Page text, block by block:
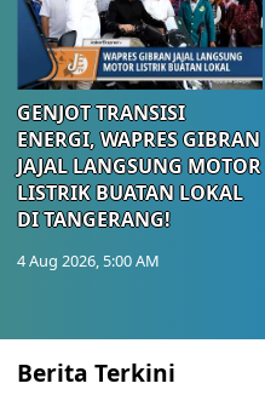
GENJOT TRANSISI
ENERGI, WAPRES GIBRAN
JAJAL LANGSUNG MOTOR
LISTRIK BUATAN LOKAL
DI TANGERANG!
4 Aug 2026, 5:00 AM
Berita Terkini